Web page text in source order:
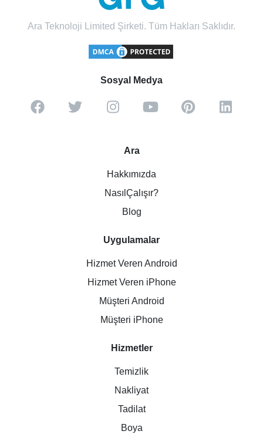
Ara Teknoloji Limited Şirketi. Tüm Hakları Saklıdır.
Sosyal Medya
Ara
Hakkımızda
NasılÇalışır?
Blog
Uygulamalar
Hizmet Veren Android
Hizmet Veren iPhone
Müşteri Android
Müşteri iPhone
Hizmetler
Temizlik
Nakliyat
Tadilat
Boya